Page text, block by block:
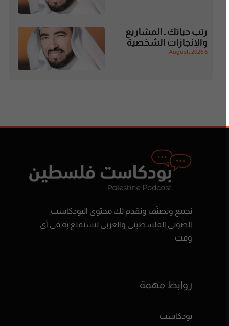
رتب حياتك ـ المشاريع
والإنجازات الشخصية
6 August، 2026
نجمع ونصنّف ونقدم لك محتوى البودكاست
الصوتي الفلسطيني والعربي لتستمتع به في أي
وقت
روابط مهمة
بودكاست